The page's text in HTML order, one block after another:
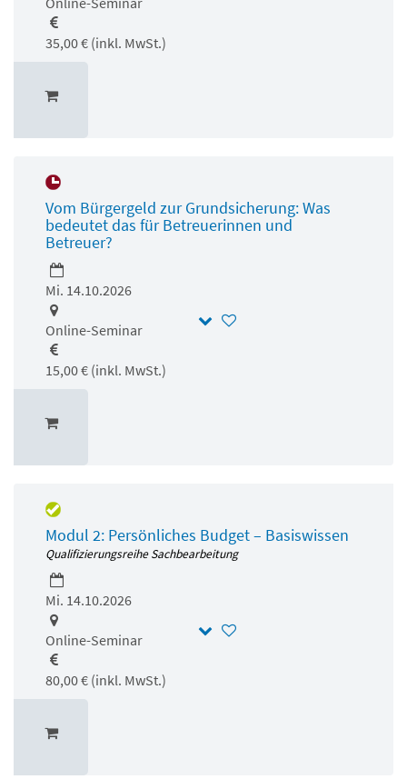
35,00 € (inkl. MwSt.)
Vom Bürgergeld zur Grundsicherung: Was
bedeutet das für Betreuerinnen und
Betreuer?
Mi. 14.10.2026
Online-Seminar
15,00 € (inkl. MwSt.)
Modul 2: Persönliches Budget – Basiswissen
Qualifizierungsreihe Sachbearbeitung
Mi. 14.10.2026
Online-Seminar
80,00 € (inkl. MwSt.)